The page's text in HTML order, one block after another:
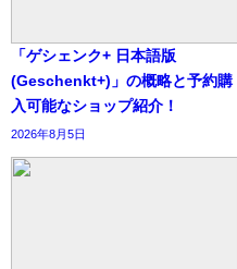
「ゲシェンク+ 日本語版
(Geschenkt+)」の概略と予約購
入可能なショップ紹介！
2026年8月5日